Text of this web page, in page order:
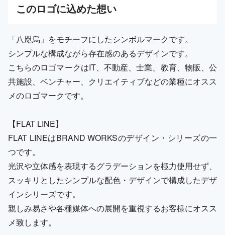
このロゴに込めた想い
「八咫烏」をモチーフにしたシンボルマークです。
シンプルな構成ながら存在感のあるデザインです。
こちらのロゴマークはIT、不動産、士業、教育、物販、公
共施設、ベンチャー、クリエイティブなどの業種にオスス
メのロゴマークです。
【FLAT LINE】
FLAT LINEはBRAND WORKSのデザイン・シリーズの一
つです。
光沢や立体感を表現するグラデーションを極力使用せず、
スッキリとしたシンプルな配色・デザインで構成したデザ
インシリーズです。
親しみ易さや各種媒体への展開を重視するお客様にオスス
メ致します。